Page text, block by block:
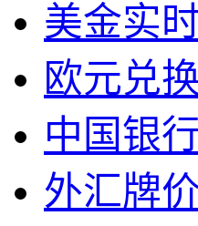
美金实
欧元兑
中国银
外汇牌